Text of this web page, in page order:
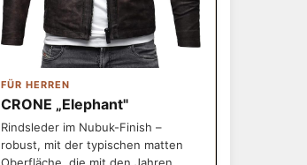
FÜR HERREN
CRONE „Elephant"
Rindsleder im Nubuk-Finish –
robust, mit der typischen matten